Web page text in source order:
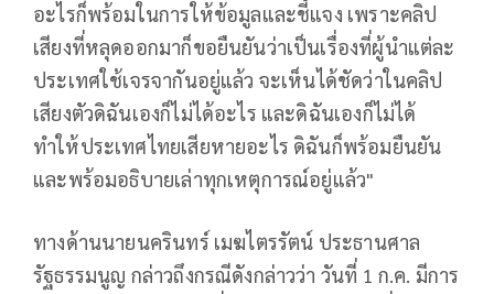
อะไรก็พร้อมในการให้ข้อมูลและชี้แจง เพราะคลิป
เสียงที่หลุดออกมาก็ขอยืนยันว่าเป็นเรื่องที่ผู้นำแต่ละ
ประเทศใช้เจรจากันอยู่แล้ว จะเห็นได้ชัดว่าในคลิป
เสียงตัวดิฉันเองก็ไม่ได้อะไร และดิฉันเองก็ไม่ได้
ทำให้ประเทศไทยเสียหายอะไร ดิฉันก็พร้อมยืนยัน
และพร้อมอธิบายเล่าทุกเหตุการณ์อยู่แล้ว"
ทางด้านนายนครินทร์ เมฆไตรรัตน์ ประธานศาล
รัฐธรรมนูญ กล่าวถึงกรณีดังกล่าวว่า วันที่ 1 ก.ค. มีการ